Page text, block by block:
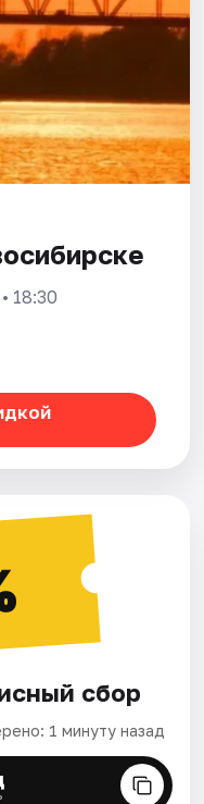
18:30
сбор
1 минуту назад